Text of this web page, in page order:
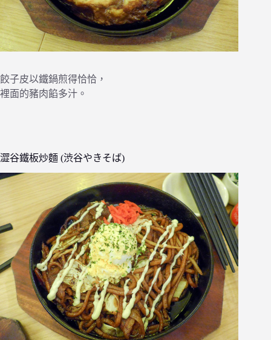
餃子皮以鐵鍋煎得恰恰，
裡面的豬肉餡多汁。
澀谷鐵板炒麵 (渋谷やきそば)